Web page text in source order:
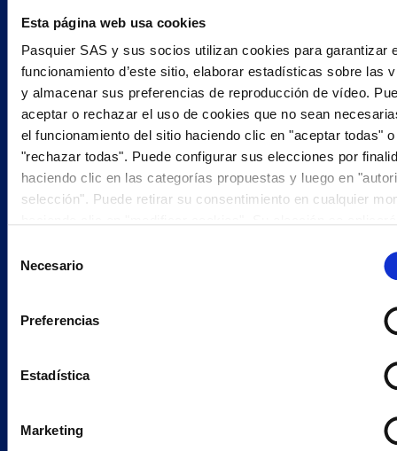
Esta página web usa cookies
Pasquier SAS y sus socios utilizan cookies para garantizar
funcionamiento d’este sitio, elaborar estadísticas sobre las
y almacenar sus preferencias de reproducción de vídeo.
aceptar o rechazar el uso de cookies que no sean
el funcionamiento del sitio haciendo clic en "aceptar todas" o
"rechazar todas". Puede configurar sus elecciones por
haciendo clic en las categorías propuestas y luego en
selección". Puede retirar su consentimiento en cualquier
páginas/be/uk/es. Para obtener más información sobre
Necesario
Preferencias
Estadística
Marketing
ARTIFICIALES
Ingredientes
TODOS NUESTROS PRODUCTOS DE LA FAMILIA SNACKING